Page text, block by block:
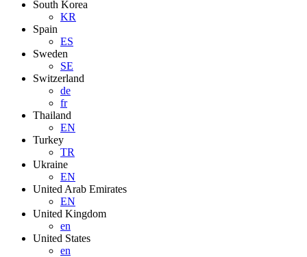
South Korea
KR
Spain
ES
Sweden
SE
Switzerland
de
fr
Thailand
EN
Turkey
TR
Ukraine
EN
United Arab Emirates
EN
United Kingdom
en
United States
en